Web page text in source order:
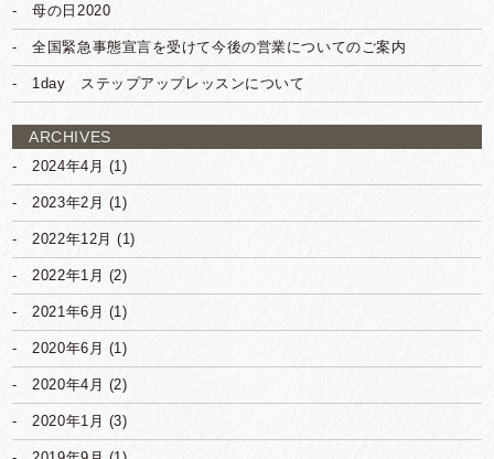
母の日2020
全国緊急事態宣言を受けて今後の営業についてのご案内
1day ステップアップレッスンについて
ARCHIVES
2024年4月 (1)
2023年2月 (1)
2022年12月 (1)
2022年1月 (2)
2021年6月 (1)
2020年6月 (1)
2020年4月 (2)
2020年1月 (3)